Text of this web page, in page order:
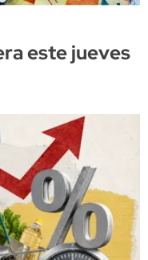
este jueves